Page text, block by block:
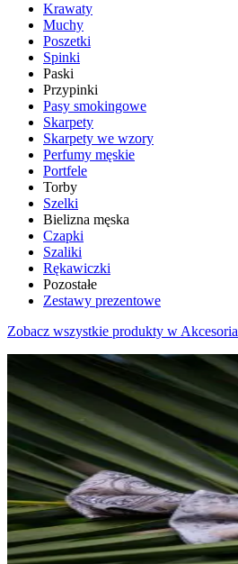
Krawaty
Muchy
Poszetki
Spinki
Paski
Przypinki
Pasy smokingowe
Skarpety
Skarpety we wzory
Perfumy męskie
Portfele
Torby
Szelki
Bielizna męska
Czapki
Szaliki
Rękawiczki
Pozostałe
Zestawy prezentowe
Zobacz wszystkie produkty w Akcesoria